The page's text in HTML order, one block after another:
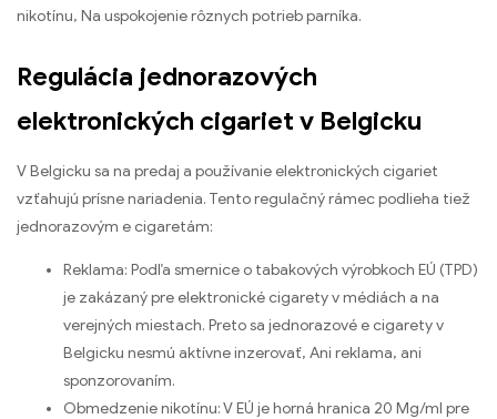
nikotínu, Na uspokojenie rôznych potrieb parníka.
Regulácia jednorazových
elektronických cigariet v Belgicku
V Belgicku sa na predaj a používanie elektronických cigariet
vzťahujú prísne nariadenia. Tento regulačný rámec podlieha tiež
jednorazovým e cigaretám:
Reklama: Podľa smernice o tabakových výrobkoch EÚ (TPD)
je zakázaný pre elektronické cigarety v médiách a na
verejných miestach. Preto sa jednorazové e cigarety v
Belgicku nesmú aktívne inzerovať, Ani reklama, ani
sponzorovaním.
Obmedzenie nikotínu: V EÚ je horná hranica 20 Mg/ml pre